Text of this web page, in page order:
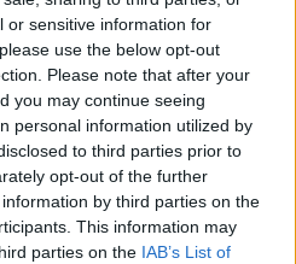
or sensitive information for
use the below opt-out
Please note that after your
you may continue seeing
personal information utilized by
to third parties prior to
opt-out of the further
by third parties on the
This information may
parties on the IAB’s List of